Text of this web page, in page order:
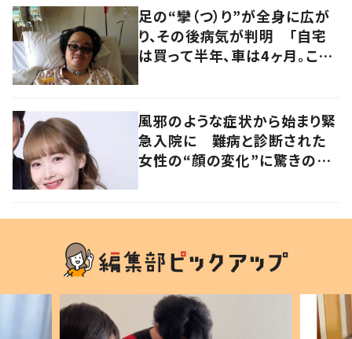
足の“攣（つ）り”が全身に広が
り、その後病気が判明 「自宅
は買って半年、車は4ヶ月。この
聞いた
風邪のような症状から始まり緊
急入院に 難病と診断された
女性の“顔の変化”に驚きの